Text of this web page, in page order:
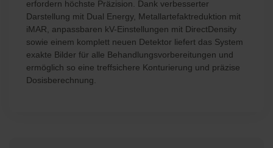
erfordern höchste Präzision. Dank verbesserter
Darstellung mit Dual Energy, Metallartefaktreduktion mit
iMAR, anpassbaren kV-Einstellungen mit DirectDensity
sowie einem komplett neuen Detektor liefert das System
exakte Bilder für alle Behandlungsvorbereitungen und
ermöglich so eine treffsichere Konturierung und präzise
Dosisberechnung.